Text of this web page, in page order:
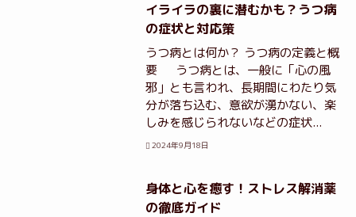
イライラの裏に潜むかも？うつ病
の症状と対応策
うつ病とは何か？ うつ病の定義と概
要 うつ病とは、一般に「心の風
邪」とも言われ、長期間にわたり気
分が落ち込む、意欲が湧かない、楽
しみを感じられないなどの症状...
2024年9月18日
身体と心を癒す！ストレス解消薬
の徹底ガイド